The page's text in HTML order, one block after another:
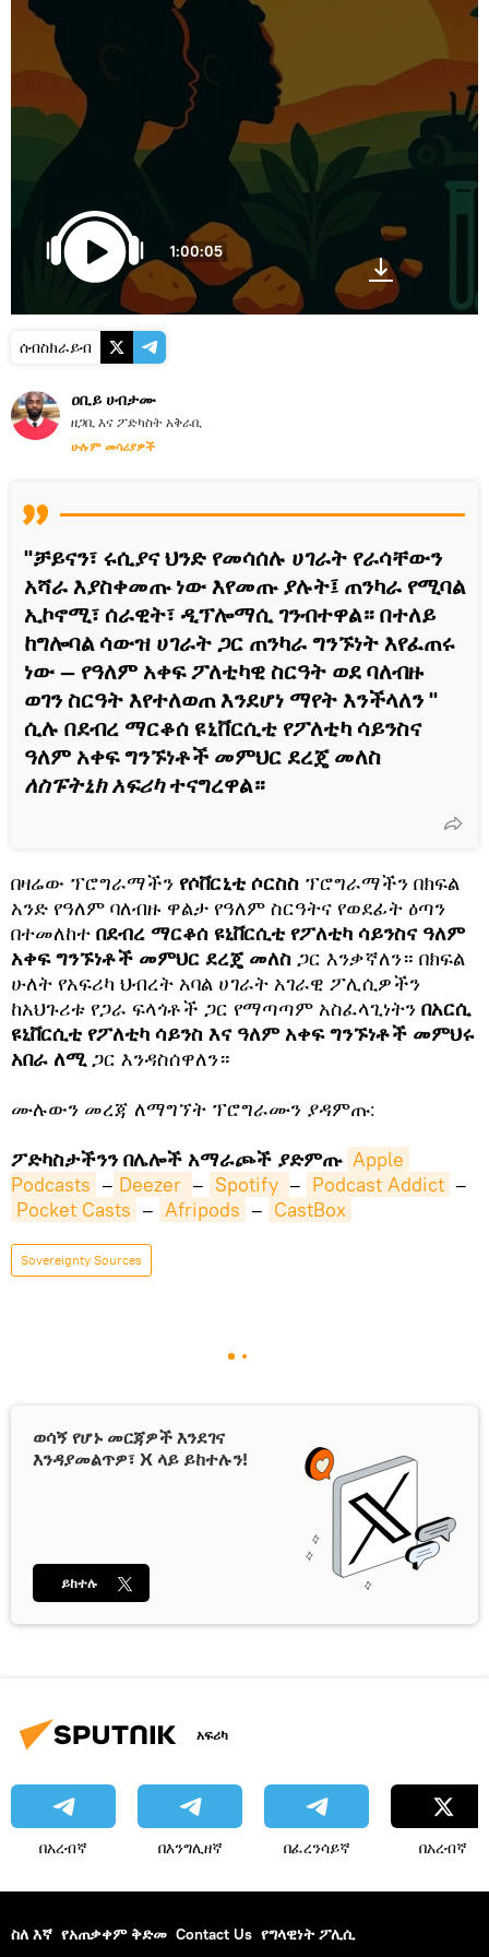
1:00:05
ሰብስክራይብ
ዐቢይ ሀብታሙ
ዘጋቢ እና ፖድካስት አቅራቢ
ሁሉም መሳሪያዎች
''ቻይናን፣ ሩሲያና ህንድ የመሳሰሉ ሀገራት የራሳቸውን
አሻራ እያስቀመጡ ነው እየመጡ ያሉት፤ ጠንካራ የሚባል
ኢኮኖሚ፣ ሰራዊት፣ ዲፕሎማሲ ገንብተዋል። በተለይ
ከግሎባል ሳውዝ ሀገራት ጋር ጠንካራ ግንኙነት እየፈጠሩ
ነው — የዓለም አቀፍ ፖለቲካዊ ስርዓት ወደ ባለብዙ
ወገን ስርዓት እየተለወጠ እንደሆነ ማየት እንችላለን ''
ሲሉ በደብረ ማርቆሰ ዩኒቨርሲቲ የፖለቲካ ሳይንስና
ዓለም አቀፍ ግንኙነቶች መምህር ደረጄ መለስ
ለስፑትኒክ አፍሪካተናግረዋል።
በዛሬው ፕሮግራማችን የሶቨርኒቲ ሶርስስ ፕሮግራማችን በክፍል
አንድ የዓለም ባለብዙ ዋልታ የዓለም ስርዓትና የወደፊት ዕጣን
በተመለከተ በደብረ ማርቆሰ ዩኒቨርሲቲ የፖለቲካ ሳይንስና ዓለም
አቀፍ ግንኙነቶች መምህር ደረጄ መለስ ጋር እንቃኛለን። በክፍል
ሁለት የአፍሪካ ህብረት አባል ሀገራት አገራዊ ፖሊሲዎችን
ከአህጉሪቱ የጋራ ፍላጎቶች ጋር የማጣጣም አስፈላጊነትን በአርሲ
ዩኒቨርሲቲ የፖለቲካ ሳይንስ እና ዓለም አቀፍ ግንኙነቶች መምህሩ
አበራ ለሚጋር እንዳስሰዋለን።
ሙሉውን መረጃ ለማግኘት ፕሮግራሙን ያዳምጡ:
ፖድካስታችንን በሌሎች አማራጮች ያድምጡ Apple
Podcasts – Deezer – Spotify – Podcast Addict –
Pocket Casts – Afripods – CastBox
Sovereignty Sources
ወሳኝ የሆኑ መርጃዎች እንደገና
እንዳያመልጥዎ፣ X ላይ ይከተሉን!
ይከተሉ
አፍሪካ
በአረብኛ በእንግሊዘኛ በፈረንሳይኛ በአረብኛ
ስለ እኛ የአጠቃቀም ቅድመ Contact Us የግላዊነት ፖሊሲ